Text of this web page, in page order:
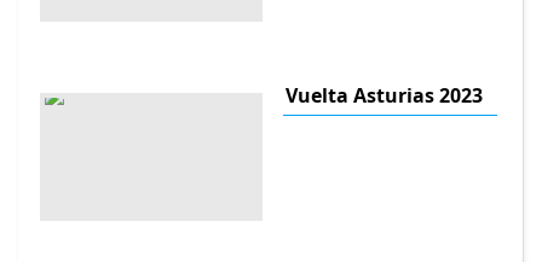
Vuelta Asturias 2023